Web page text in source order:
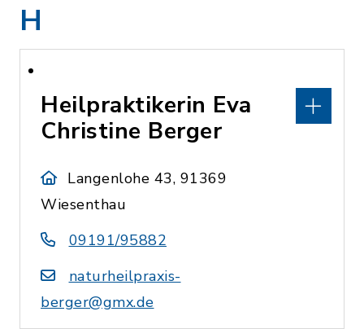
H
Heilpraktikerin Eva
Christine Berger
Langenlohe 43, 91369
Wiesenthau
09191/95882
naturheilpraxis-
berger@gmx.de